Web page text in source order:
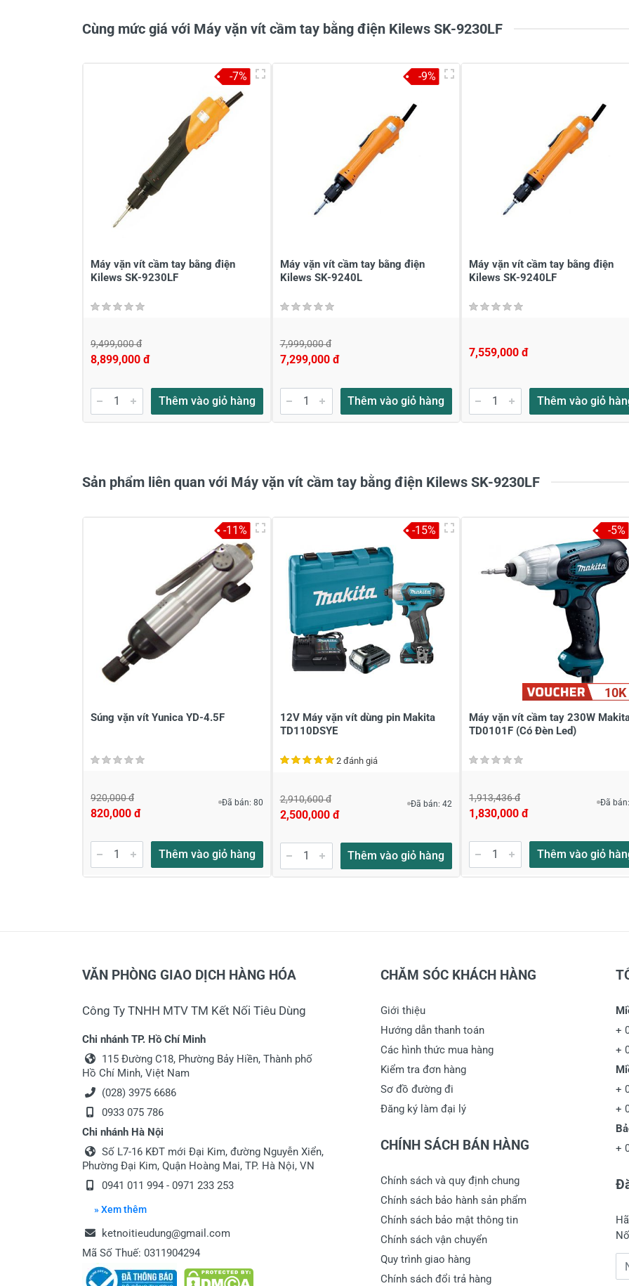
Viết nhận xét về sản phẩm
Đánh giá sao Họ và tên* Tiêu đề của nhận xét*
Cùng mức giá với Máy vặn vít cầm tay bằng điện Kilews SK-9230LF
Máy vặn vít cầm tay bằng điện
Kilews SK-9230LF
9,499,000 đ
8,899,000 đ
Thêm vào giỏ hàng
-7%
Máy vặn vít cầm tay bằng điện
Kilews SK-9240L
7,999,000 đ
7,299,000 đ
Thêm vào giỏ hàng
-9%
Máy vặn vít cầm tay bằng điện
Kilews SK-9240LF
7,559,000 đ
Thêm vào giỏ
Sản phẩm liên quan với Máy vặn vít cầm tay bằng điện Kilews SK-9230LF
Súng vặn vít Yunica YD-4.5F
920,000 đ
820,000 đ
Đã bán: 80
Thêm vào giỏ hàng
-11%
12V Máy vặn vít dùng pin Makita
TD110DSYE
2 đánh giá
2,910,600 đ
2,500,000 đ
Đã bán: 42
Thêm vào giỏ hàng
-15%
10K
Máy vặn vít cầm tay 230W
TD0101F (Có Đèn Led)
1,913,436 đ
1,830,000 đ
Đã
Thêm vào giỏ
-5%
VĂN PHÒNG GIAO DỊCH HÀNG HÓA
Công Ty TNHH MTV TM Kết Nối Tiêu Dùng
Chi nhánh TP. Hồ Chí Minh
115 Đường C18, Phường Bảy Hiền, Thành phố
Hồ Chí Minh, Việt Nam
(028) 3975 6686
0933 075 786
Chi nhánh Hà Nội
Số L7-16 KĐT mới Đại Kim, đường Nguyễn Xiển,
Phường Đại Kim, Quận Hoàng Mai, TP. Hà Nội, VN
0941 011 994 - 0971 233 253
» Xem thêm
ketnoitieudung@gmail.com
Mã Số Thuế: 0311904294
CHĂM SÓC KHÁCH HÀNG
Giới thiệu
Hướng dẫn thanh toán
Các hình thức mua hàng
Kiểm tra đơn hàng
Sơ đồ đường đi
Đăng ký làm đại lý
CHÍNH SÁCH BÁN HÀNG
Chính sách và quy định chung
Chính sách bảo hành sản phẩm
Chính sách bảo mật thông tin
Chính sách vận chuyển
Quy trình giao hàng
Chính sách đổi trả hàng
+
+
+
+
+